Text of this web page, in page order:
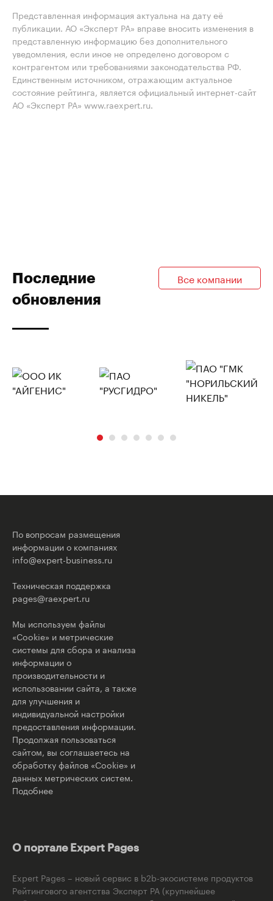
Представленная информация актуальна на дату её
публикации. АО «Эксперт РА» вправе вносить изменения в
представленную информацию без дополнительного
уведомления, если иное не определено договором с
контрагентом или требованиями законодательства РФ.
Единственным источником, отражающим актуальное
состояние рейтинга, является официальный интернет-сайт
АО «Эксперт РА» www.raexpert.ru.
Последние
обновления
Все компании
По вопросам размещения
информации о компаниях
info@expert-business.ru
Техническая поддержка
pages@raexpert.ru
Мы используем файлы
«Cookie» и метрические
системы для сбора и анализа
информации о
производительности и
использовании сайта, а также
для улучшения и
индивидуальной настройки
предоставления информации.
Продолжая пользоваться
сайтом, вы соглашаетесь на
обработку файлов «Cookie» и
данных метрических систем.
Подобнее
О портале Expert Pages
Expert Pages – новый сервис в b2b-экосистеме продуктов
Рейтингового агентства Эксперт РА (крупнейшее